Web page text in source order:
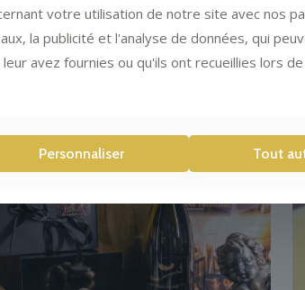
2 menus Or du
votre utilisation de notre site avec nos
la publicité et l'analyse de données, qui
avez fournies ou qu'ils ont recueillies lors
Personnaliser Tout